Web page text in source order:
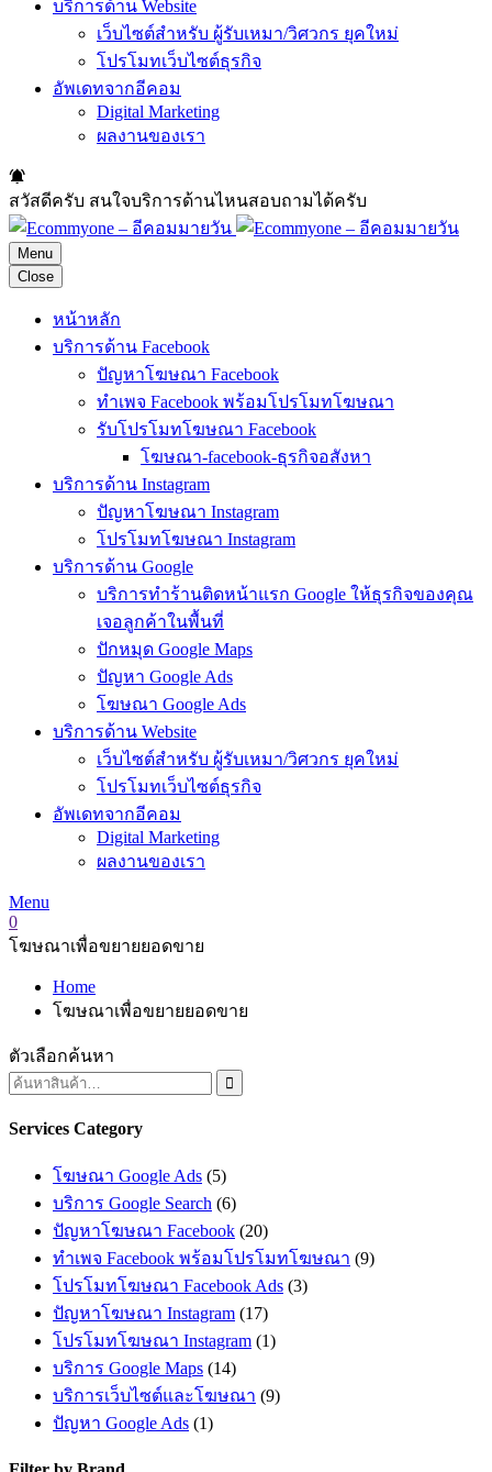
บริการด้าน Website
เว็บไซต์สำหรับ ผู้รับเหมา/วิศวกร ยุคใหม่
โปรโมทเว็บไซต์ธุรกิจ
อัพเดทจากอีคอม
Digital Marketing
ผลงานของเรา
สวัสดีครับ สนใจบริการด้านไหนสอบถามได้ครับ
Menu
Close
หน้าหลัก
บริการด้าน Facebook
ปัญหาโฆษณา Facebook
ทำเพจ Facebook พร้อมโปรโมทโฆษณา
รับโปรโมทโฆษณา Facebook
โฆษณา-facebook-ธุรกิจอสังหา
บริการด้าน Instagram
ปัญหาโฆษณา Instagram
โปรโมทโฆษณา Instagram
บริการด้าน Google
บริการทำร้านติดหน้าแรก Google ให้ธุรกิจของคุณ
เจอลูกค้าในพื้นที่
ปักหมุด Google Maps
ปัญหา Google Ads
โฆษณา Google Ads
บริการด้าน Website
เว็บไซต์สำหรับ ผู้รับเหมา/วิศวกร ยุคใหม่
โปรโมทเว็บไซต์ธุรกิจ
อัพเดทจากอีคอม
Digital Marketing
ผลงานของเรา
Menu
0
โฆษณาเพื่อขยายยอดขาย
Home
โฆษณาเพื่อขยายยอดขาย
ตัวเลือกค้นหา

Services Category
โฆษณา Google Ads (5)
บริการ Google Search (6)
ปัญหาโฆษณา Facebook (20)
ทำเพจ Facebook พร้อมโปรโมทโฆษณา (9)
โปรโมทโฆษณา Facebook Ads (3)
ปัญหาโฆษณา Instagram (17)
โปรโมทโฆษณา Instagram (1)
บริการ Google Maps (14)
บริการเว็บไซต์และโฆษณา (9)
ปัญหา Google Ads (1)